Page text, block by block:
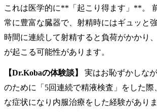
これは医学的に**「起こり得ます」**。
常に豊富な臓器で、射精時にはギュッと
時間に連続して射精すると負荷がかかり
が起こる可能性があります。
【Dr.Kobaの体験談】
実はお恥ずかしな
のために「5回連続で精液検査」をした際
な症状になり内服治療をした経験があり